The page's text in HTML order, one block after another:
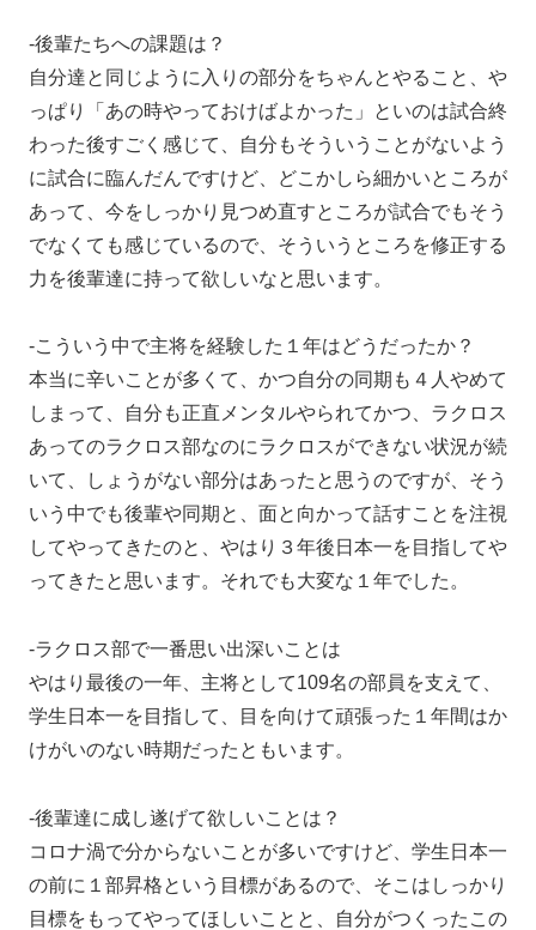
-後輩たちへの課題は？
自分達と同じように入りの部分をちゃんとやること、や
っぱり「あの時やっておけばよかった」といのは試合終
わった後すごく感じて、自分もそういうことがないよう
に試合に臨んだんですけど、どこかしら細かいところが
あって、今をしっかり見つめ直すところが試合でもそう
でなくても感じているので、そういうところを修正する
力を後輩達に持って欲しいなと思います。
-こういう中で主将を経験した１年はどうだったか？
本当に辛いことが多くて、かつ自分の同期も４人やめて
しまって、自分も正直メンタルやられてかつ、ラクロス
あってのラクロス部なのにラクロスができない状況が続
いて、しょうがない部分はあったと思うのですが、そう
いう中でも後輩や同期と、面と向かって話すことを注視
してやってきたのと、やはり３年後日本一を目指してや
ってきたと思います。それでも大変な１年でした。
-ラクロス部で一番思い出深いことは
やはり最後の一年、主将として109名の部員を支えて、
学生日本一を目指して、目を向けて頑張った１年間はか
けがいのない時期だったともいます。
-後輩達に成し遂げて欲しいことは？
コロナ渦で分からないことが多いですけど、学生日本一
の前に１部昇格という目標があるので、そこはしっかり
目標をもってやってほしいことと、自分がつくったこの